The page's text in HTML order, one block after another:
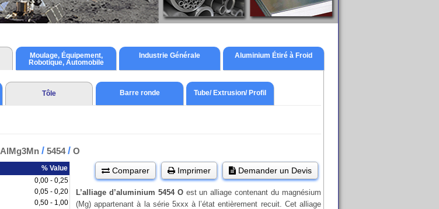
Moulage, Équipement,
Robotique, Automobile
Industrie Générale Aluminium Étiré à Froid
Tôle Barre ronde Tube/ Extrusion/ Profil
AlMg3Mn / 5454/ O
% Value
0,00 - 0,25
0,05 - 0,20
0,50 - 1,00
Comparer Imprimer Demander un Devis
L’alliage d’aluminium 5454 Oest un alliage contenant du magnésium
(Mg) appartenant à la série 5xxx à l’état entièrement recuit. Cet alliage